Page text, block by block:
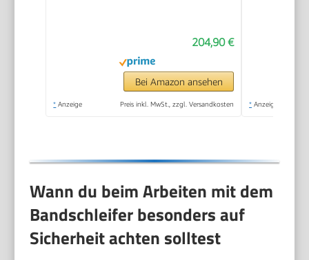
und Schleifmaschine
mit 2 Schleifformen
und 3 Schleifbändern
für Metallbearbeitung
204,90 €
Bei Amazon ansehen
* Anzeige Preis inkl. MwSt., zzgl. Versandkosten * Anzeige
Wann du beim Arbeiten mit dem
Bandschleifer besonders auf
Sicherheit achten solltest